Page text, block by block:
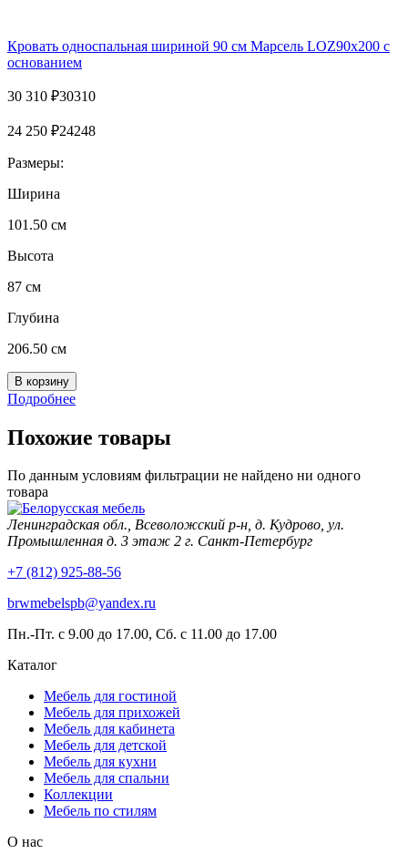
Кровать односпальная шириной 90 см Марсель LOZ90х200 с
основанием
30 310 ₽30310
24 250 ₽24248
Размеры:
Ширина
101.50 см
Высота
87 см
Глубина
206.50 см
Подробнее
Похожие товары
По данным условиям фильтрации не найдено ни одного
товара
Ленинградская обл., Всеволожский р-н, д. Кудрово, ул.
Промышленная д. 3 этаж 2 г. Санкт-Петербург
+7 (812) 925-88-56
brwmebelspb@yandex.ru
Пн.-Пт. с 9.00 до 17.00, Сб. с 11.00 до 17.00
Каталог
Мебель для гостиной
Мебель для прихожей
Мебель для кабинета
Мебель для детской
Мебель для кухни
Мебель для спальни
Коллекции
Мебель по стилям
О нас